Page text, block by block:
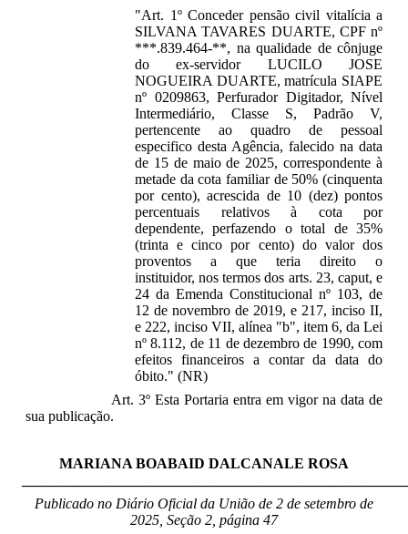
"Art. 1º Conceder pensão civil vitalícia a
SILVANA TAVARES DUARTE, CPF nº
***.839.464-**, na qualidade de cônjuge
do ex-servidor LUCILO JOSE
NOGUEIRA DUARTE, matrícula SIAPE
nº 0209863, Perfurador Digitador, Nível
Intermediário, Classe S, Padrão V,
pertencente ao quadro de pessoal
especifico desta Agência, falecido na data
de 15 de maio de 2025, correspondente à
metade da cota familiar de 50% (cinquenta
por cento), acrescida de 10 (dez) pontos
percentuais relativos à cota por
dependente, perfazendo o total de 35%
(trinta e cinco por cento) do valor dos
proventos a que teria direito o
instituidor, nos termos dos arts. 23, caput, e
24 da Emenda Constitucional nº 103, de
12 de novembro de 2019, e 217, inciso II,
e 222, inciso VII, alínea "b", item 6, da Lei
nº 8.112, de 11 de dezembro de 1990, com
efeitos financeiros a contar da data do
óbito." (NR)
Art. 3º Esta Portaria entra em vigor na data de
sua publicação.
MARIANA BOABAID DALCANALE ROSA
Publicado no Diário Oficial da União de 2 de setembro de
2025, Seção 2, página 47